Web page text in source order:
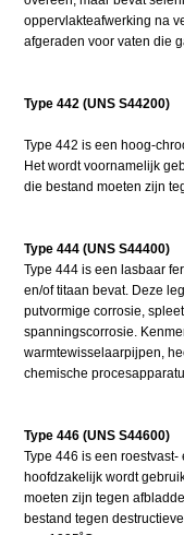
oppervlakteafwerking na
afgeraden voor vaten die
Type 442 (UNS S44200)
Type 442 is een hoog-
Het wordt voornamelijk
die bestand moeten zijn
Type 444 (UNS S44400)
Type 444 is een lasbaar
en/of titaan bevat. Deze
putvormige corrosie,
spanningscorrosie.
warmtewisselaarpijpen,
chemische
Type 446 (UNS S44600)
Type 446 is een
hoofdzakelijk wordt
moeten zijn tegen
bestand tegen